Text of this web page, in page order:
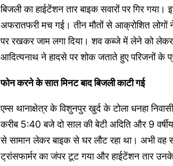
बिजली का हाईटेंशन तार बाइक सवारों पर गिर
अफरातफरी मच गई। तीन मौतों से आक्रोशित लोगों ने
पर रखकर जाम लगा दिया। शव कब्जे में लेने को लेकर
आदित्यनाथ ने हादसे पर शोक जताते हुए परिजनों के
फोन करने के सात मिनट बाद बिजली काटी गई
एम्स थानाक्षेत्र के विशुनपुर खुर्द के टोला धनहा
करीब 5:40 बजे दो साल की बेटी अदिति और 9
से सामान लेकर बाइक से घर लौट रहा था। अभी वह
ट्रांसफार्मर का जंपर टूट गया और हाईटेंशन तार